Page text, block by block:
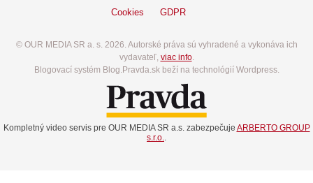
Cookies GDPR
© OUR MEDIA SR a. s. 2026. Autorské práva sú vyhradené a vykonáva ich
vydavateľ, viac info.
Blogovací systém Blog.Pravda.sk beží na technológií Wordpress.
Kompletný video servis pre OUR MEDIA SR a.s. zabezpečuje ARBERTO GROUP
s.r.o.